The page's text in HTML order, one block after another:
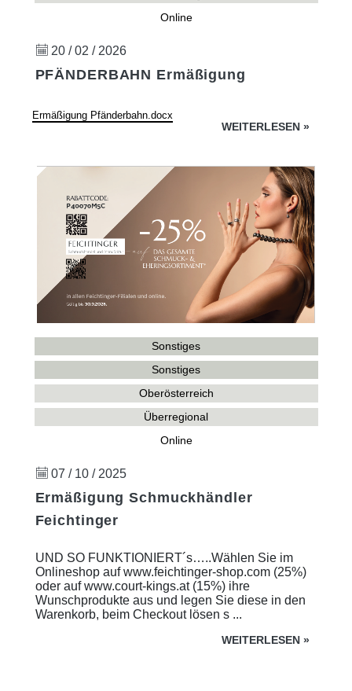
Online
20 / 02 / 2026
PFÄNDERBAHN Ermäßigung
Ermäßigung Pfänderbahn.docx
WEITERLESEN »
Sonstiges
Sonstiges
Oberösterreich
Überregional
Online
07 / 10 / 2025
Ermäßigung Schmuckhändler
Feichtinger
UND SO FUNKTIONIERT´s…..Wählen Sie im
Onlineshop auf www.feichtinger-shop.com (25%)
oder auf www.court-kings.at (15%) ihre
Wunschprodukte aus und legen Sie diese in den
Warenkorb, beim Checkout lösen s ...
WEITERLESEN »